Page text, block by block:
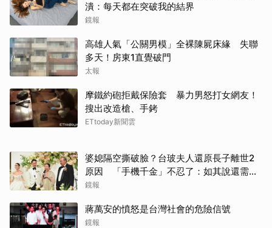
潰：每天都在突破我的結界
鏡報
高雄人氣「公關男模」全裸陳屍床緣 失聯
多天！房東1直覺破門
太報
摩鐵約砲拒戴保險套 暴力男怒打女網友！
搜出改造槍、手銬
ETtoday新聞雲
婆媳隔空撕破臉？台玻夫人還原長子離世2
原因 「手機千金」不忍了：如其說還需要
離開嗎？
鏡報
蔣萬安的憤怒是台灣社會的危險信號
鏡報